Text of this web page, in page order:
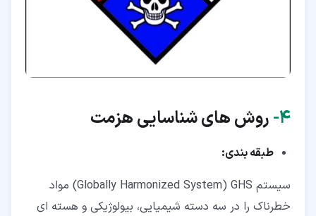
۴‏- روش های شناسایی هزمت
طبقه بندی:
سیستم Globally Harmonized System) GHS) مواد
خطرناک را در سه دسته شیمیایی، بیولوژیکی و هسته ای